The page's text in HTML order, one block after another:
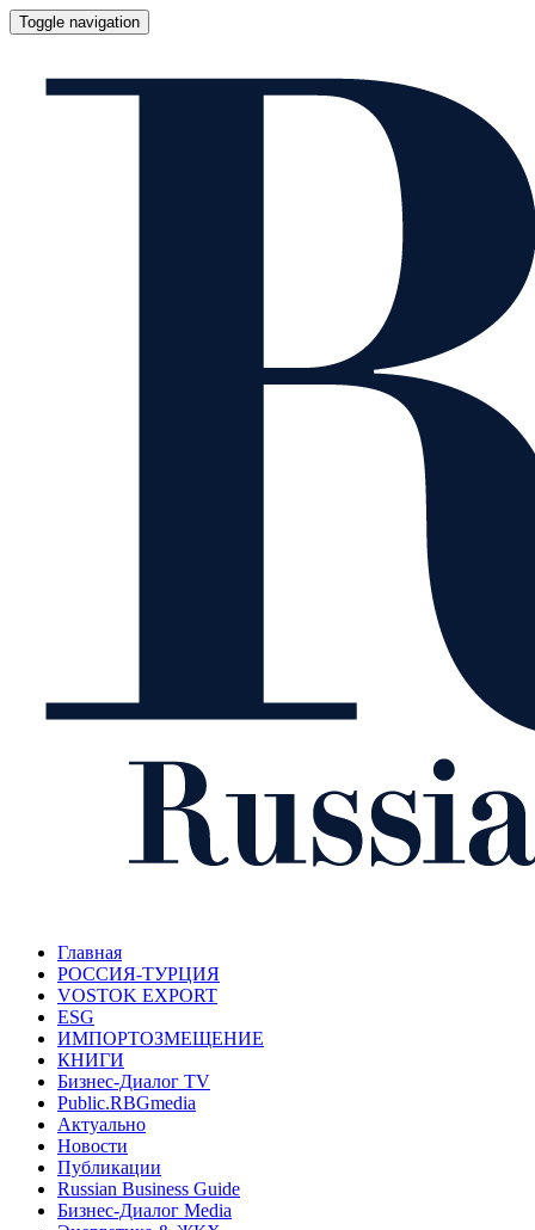
Toggle navigation
Главная
РОССИЯ-ТУРЦИЯ
VOSTOK EXPORT
ESG
ИМПОРТОЗМЕЩЕНИЕ
КНИГИ
Бизнес-Диалог TV
Public.RBGmedia
Актуально
Новости
Публикации
Russian Business Guide
Бизнес-Диалог Media